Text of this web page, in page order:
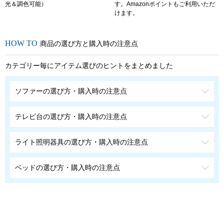
光＆調色可能）
す。Amazonポイントもご利用いただ
けます。
商品の選び方と購入時の注意点
カテゴリー毎にアイテム選びのヒントをまとめました
ソファーの選び方・購入時の注意点
テレビ台の選び方・購入時の注意点
ライト照明器具の選び方・購入時の注意点
ベッドの選び方・購入時の注意点